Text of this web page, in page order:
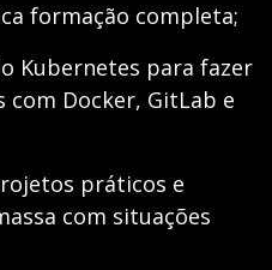
formação completa;
Kubernetes para fazer
com Docker, GitLab e
práticos e
com situações